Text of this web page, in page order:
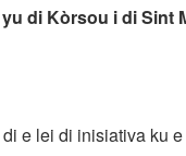
di Kòrsou i di Sint
e lei di inisiativa ku